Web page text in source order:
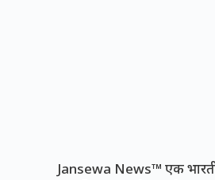
Jansewa News™ एक